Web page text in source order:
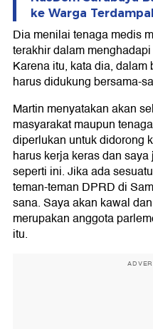
ke Warga
Dia menilai tenaga medis
terakhir dalam
Karena itu, kata dia,
harus didukung bersama-
Martin menyatakan akan
masyarakat maupun
diperlukan untuk didorong
harus kerja keras dan
seperti ini. Jika ada
teman-teman DPRD di
sana. Saya akan kawal
merupakan anggota
itu.